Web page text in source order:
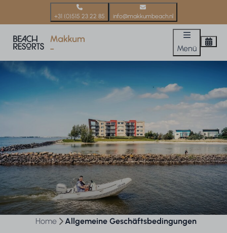
+31 (0)515 23 22 85 info@makkumbeach.nl
Menü
Home Allgemeine Geschäftsbedingungen